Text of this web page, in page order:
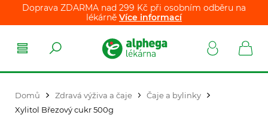
Doprava ZDARMA nad 299 Kč při osobním odběru na
lékárně Více informací
Domů Zdravá výživa a čaje
Čaje a bylinky
Xylitol Březový cukr 500g